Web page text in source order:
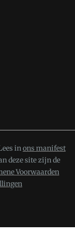
inons manifest
deze site zijn de
Voorwaarden